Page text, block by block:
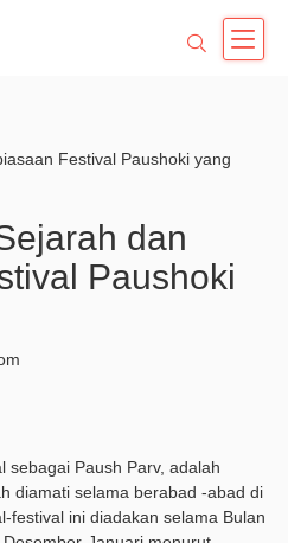
Festival Paushoki yang
dan
Paushoki
sebagai Paush Parv, adalah
diamati selama berabad -abad di
festival ini diadakan selama Bulan